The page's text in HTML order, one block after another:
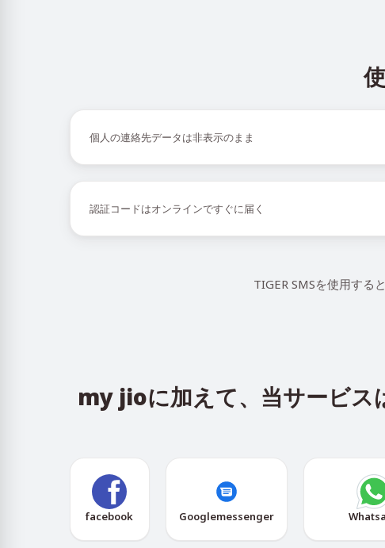
個人の連絡先データは非表示のまま
認証コードはオンラインですぐに届く
TIGER SMSを使用する
my jioに加えて、当サービス
facebook Googlemessenger